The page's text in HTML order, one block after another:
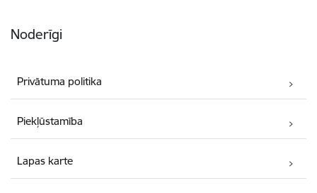
Noderīgi
Privātuma politika
Piekļūstamība
Lapas karte